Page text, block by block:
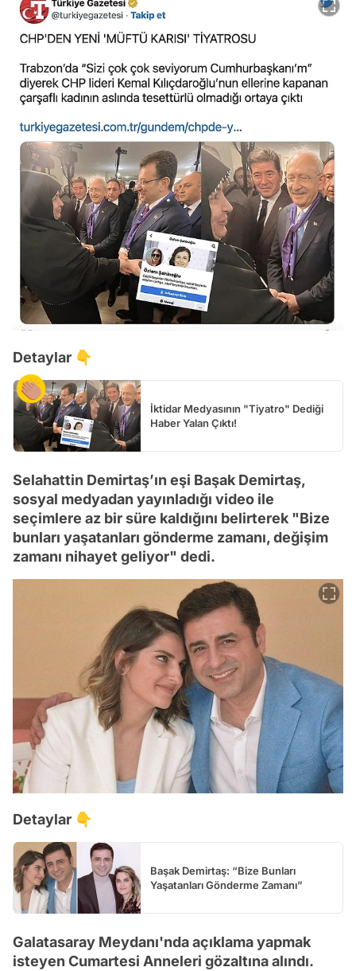
Detaylar 👇
İktidar Medyasının "Tiyatro" Dediği
Haber Yalan Çıktı!
Selahattin Demirtaş’ın eşi Başak Demirtaş,
sosyal medyadan yayınladığı video ile
seçimlere az bir süre kaldığını belirterek "Bize
bunları yaşatanları gönderme zamanı, değişim
zamanı nihayet geliyor" dedi.
Detaylar 👇
Başak Demirtaş: “Bize Bunları
Yaşatanları Gönderme Zamanı”
Galatasaray Meydanı'nda açıklama yapmak
isteyen Cumartesi Anneleri gözaltına alındı.